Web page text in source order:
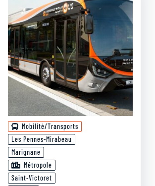
Mobilité/Transports
Les Pennes-Mirabeau
Marignane
Métropole
Saint-Victoret